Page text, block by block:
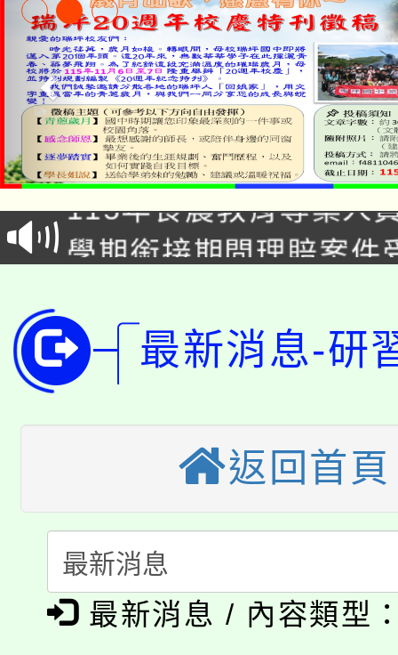
淨零綠生活教案入校路
115年食農教育專業人
程
學期銜接期間理賠案件
版
公告本校115學年度第
代理(課)教師甄選結果(
「2026金融保險知識
車」活動
桃園市115學年度學生
生本土語及新住民語歌
公告本校115學年度第
代理(課)教師甄選結果(
公告本校115學年度第
代理(課)教師甄選結果(
轉知中國文化大學推廣
《TA101》溝通分析基
淨零綠生活教案入校路
最新消息-研
返回首頁
最新消息 / 內容類型